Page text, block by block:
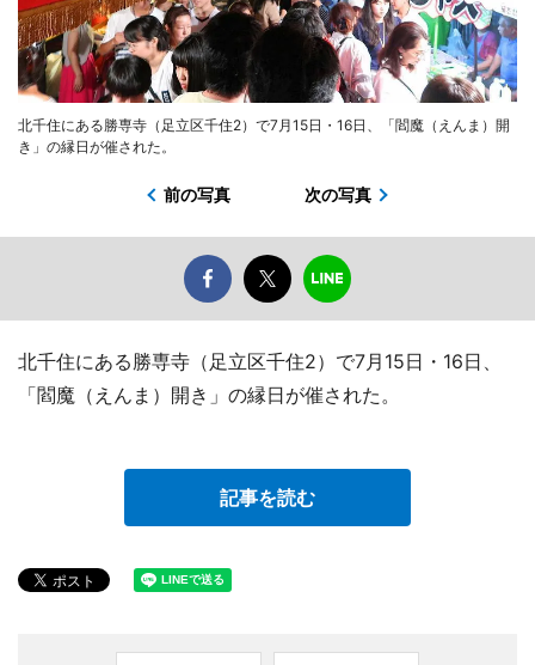
北千住にある勝専寺（足立区千住2）で7月15日・16日、「閻魔（えんま）開
き」の縁日が催された。
前の写真 次の写真
北千住にある勝専寺（足立区千住2）で7月15日・16日、
「閻魔（えんま）開き」の縁日が催された。
記事を読む